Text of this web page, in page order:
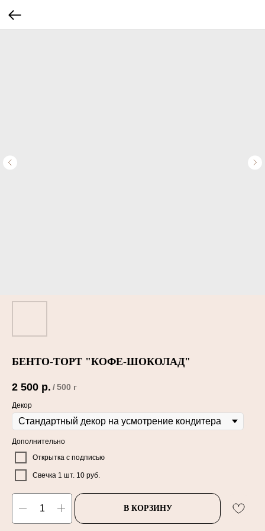
БЕНТО-ТОРТ "КОФЕ-ШОКОЛАД"
2 500 р. /500 г
Декор
Дополнительно
Открытка с подписью
Свечка 1 шт. 10 руб.
В КОРЗИНУ